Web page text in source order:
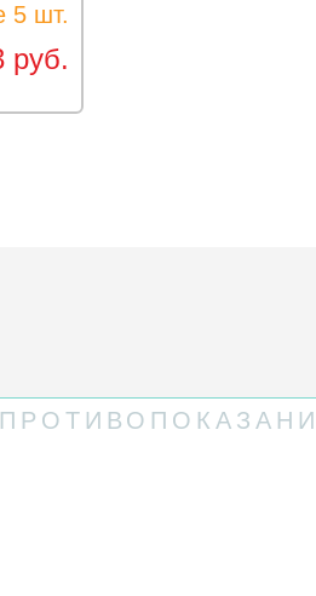
5 шт.
руб.